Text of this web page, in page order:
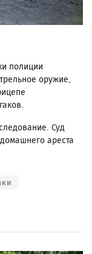
полиции
оружие,
Суд
ареста